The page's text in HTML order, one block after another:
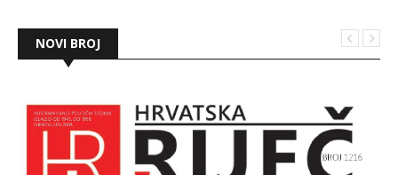
NOVI BROJ